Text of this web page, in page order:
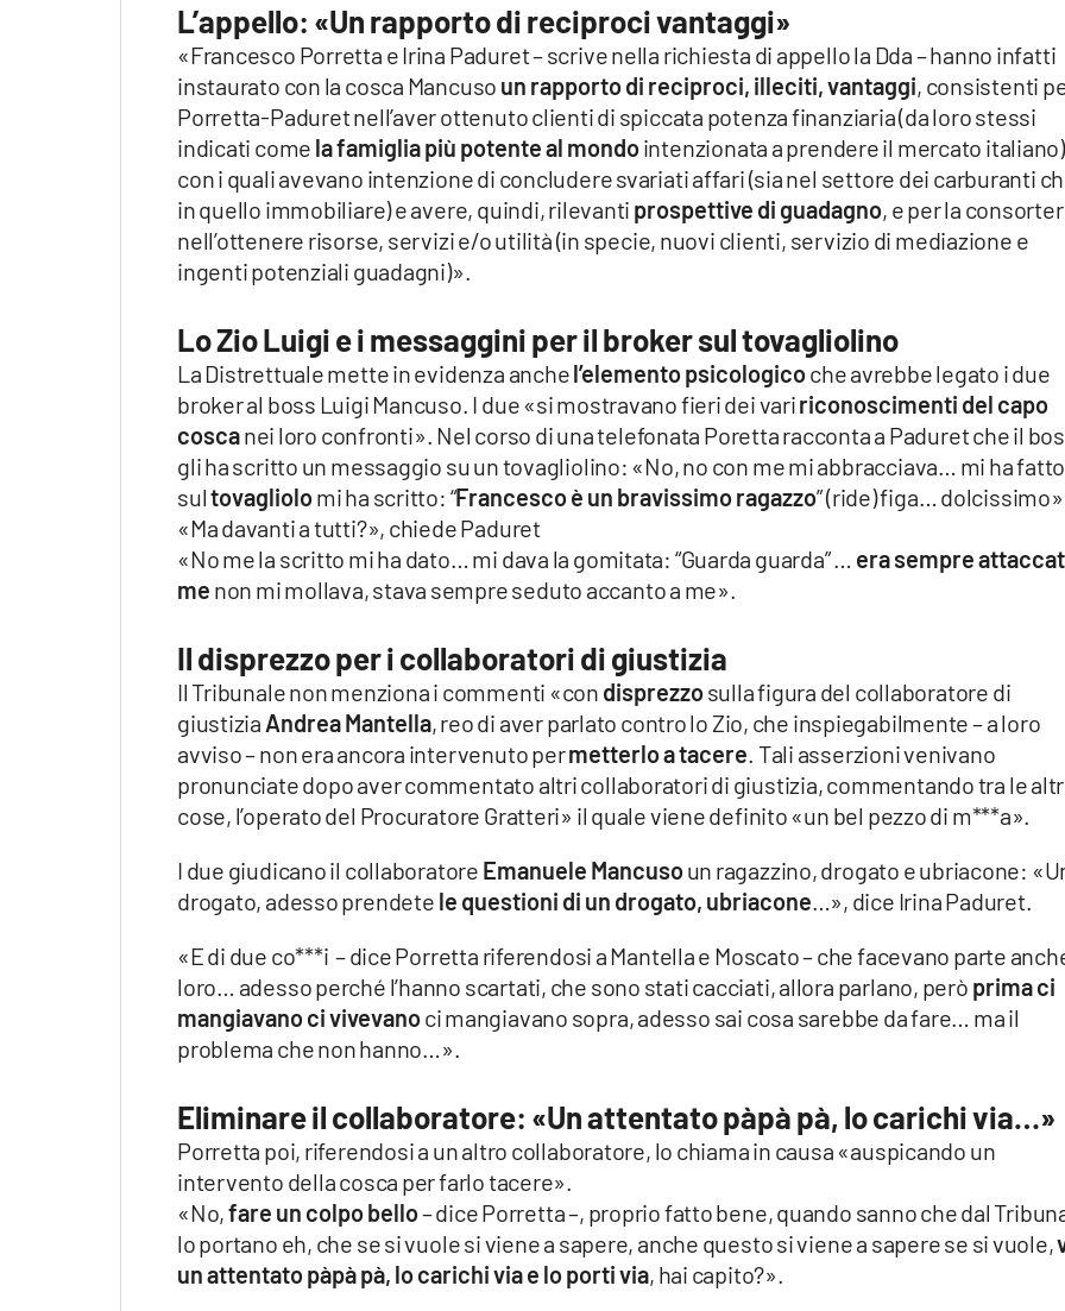
L’appello: «Un rapporto di reciproci vantaggi»
«Francesco Porretta e Irina Paduret – scrive nella richiesta di appello la Dda – hanno infatti
instaurato con la cosca Mancuso un rapporto di reciproci, illeciti, vantaggi, consistenti
Porretta-Paduret nell’aver ottenuto clienti di spiccata potenza finanziaria (da loro stessi
indicati come la famiglia più potente al mondointenzionata a prendere il mercato
con i quali avevano intenzione di concludere svariati affari (sia nel settore dei carburanti
in quello immobiliare) e avere, quindi, rilevanti prospettive di guadagno, e per la
nell’ottenere risorse, servizi e/o utilità (in specie, nuovi clienti, servizio di mediazione e
ingenti potenziali guadagni)».
Lo Zio Luigi e i messaggini per il broker sul tovagliolino
La Distrettuale mette in evidenza anchel’elemento psicologicoche avrebbe legato i due
broker al boss Luigi Mancuso. I due «si mostravano fieri dei variriconoscimenti del capo
coscanei loro confronti». Nel corso di una telefonata Poretta racconta a Paduret che il
gli ha scritto un messaggio su un tovagliolino: «No, no con me mi abbracciava… mi ha
sultovagliolomi ha scritto: “Francesco è un bravissimo ragazzo” (ride) figa… dolcissimo».
«Ma davanti a tutti?», chiede Paduret
«No me la scritto mi ha dato… mi dava la gomitata: “Guarda guarda” … era sempre
me non mi mollava, stava sempre seduto accanto a me».
Il disprezzo per i collaboratori di giustizia
Il Tribunale non menziona i commenti «con disprezzosulla figura del collaboratore di
giustizia Andrea Mantella, reo di aver parlato contro lo Zio, che inspiegabilmente – a loro
avviso – non era ancora intervenuto permetterlo a tacere . Tali asserzioni venivano
pronunciate dopo aver commentato altri collaboratori di giustizia, commentando tra le
cose, l’operato del Procuratore Gratteri» il quale viene definito «un bel pezzo di m***a».
I due giudicano il collaboratore Emanuele Mancusoun ragazzino, drogato e ubriacone:
drogato, adesso prendete le questioni di un drogato, ubriacone …», dice Irina Paduret.
«E di due co***i – dice Porretta riferendosi a Mantella e Moscato – che facevano parte
loro… adesso perché l’hanno scartati, che sono stati cacciati, allora parlano, però prima ci
mangiavano ci vivevanoci mangiavano sopra, adesso sai cosa sarebbe da fare… ma il
problema che non hanno…».
Eliminare il collaboratore: «Un attentato pàpà pà, lo carichi via…»
Porretta poi, riferendosi a un altro collaboratore, lo chiama in causa «auspicando un
intervento della cosca per farlo tacere».
«No,fare un colpo bello– dice Porretta –, proprio fatto bene, quando sanno che dal
lo portano eh, che se si vuole si viene a sapere, anche questo si viene a sapere se si vuole,
un attentato pàpà pà, lo carichi via e lo porti via, hai capito?».